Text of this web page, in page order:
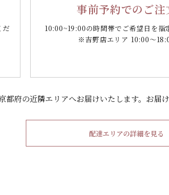
だ
事前予約でのご注
10:00~19:00の時間帯で ご希望日を指
※吉野店エリア 10:00～
都府の近隣エリアへお届けいたします。 お届
配達エリアの詳細を見る